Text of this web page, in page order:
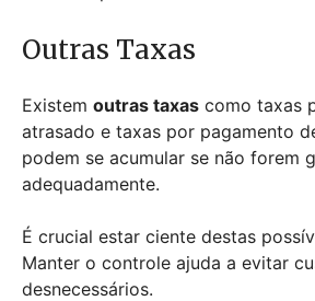
Outras Taxas
Existem outras taxas como taxas
atrasado e taxas por pagamento
podem se acumular se não forem
adequadamente.
É crucial estar ciente destas
Manter o controle ajuda a evitar
desnecessários.